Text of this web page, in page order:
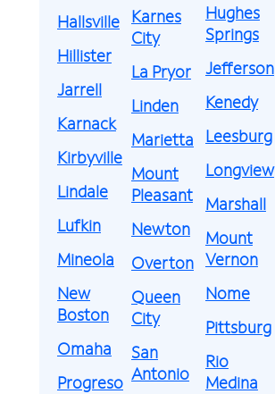
Hallsville
Hillister
Jarrell
Karnack
Kirbyville
Lindale
Lufkin
Mineola
New
Boston
Omaha
Progreso
Karnes
City
La Pryor
Linden
Marietta
Mount
Pleasant
Newton
Overton
Queen
City
San
Antonio
Hughes
Springs
Jefferson
Kenedy
Leesburg
Longview
Marshall
Mount
Vernon
Nome
Pittsburg
Rio
Medina